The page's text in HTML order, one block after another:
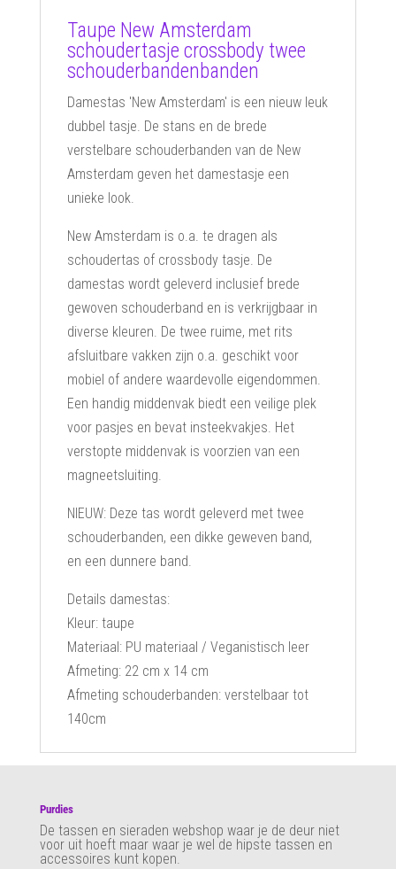
Taupe New Amsterdam
schoudertasje crossbody twee
schouderbandenbanden
Damestas 'New Amsterdam' is een nieuw leuk
dubbel tasje. De stans en de brede
verstelbare schouderbanden van de New
Amsterdam geven het damestasje een
unieke look.
New Amsterdam is o.a. te dragen als
schoudertas of crossbody tasje. De
damestas wordt geleverd inclusief brede
gewoven schouderband en is verkrijgbaar in
diverse kleuren. De twee ruime, met rits
afsluitbare vakken zijn o.a. geschikt voor
mobiel of andere waardevolle eigendommen.
Een handig middenvak biedt een veilige plek
voor pasjes en bevat insteekvakjes. Het
verstopte middenvak is voorzien van een
magneetsluiting.
NIEUW: Deze tas wordt geleverd met twee
schouderbanden, een dikke geweven band,
en een dunnere band.
Details damestas:
Kleur: taupe
Materiaal: PU materiaal / Veganistisch leer
Afmeting: 22 cm x 14 cm
Afmeting schouderbanden: verstelbaar tot
140cm
Purdies
De tassen en sieraden webshop waar je de deur niet
voor uit hoeft maar waar je wel de hipste tassen en
accessoires kunt kopen.